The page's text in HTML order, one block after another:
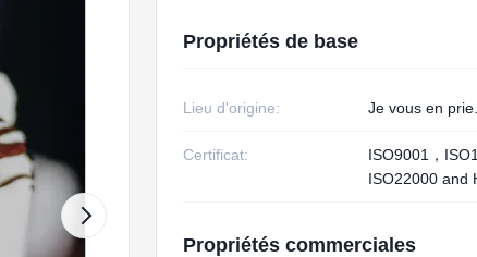
Propriétés de base
Lieu d'origine: Je vous en prie.
Certificat:
ISO9001，
ISO22000 and
Propriétés commerciales